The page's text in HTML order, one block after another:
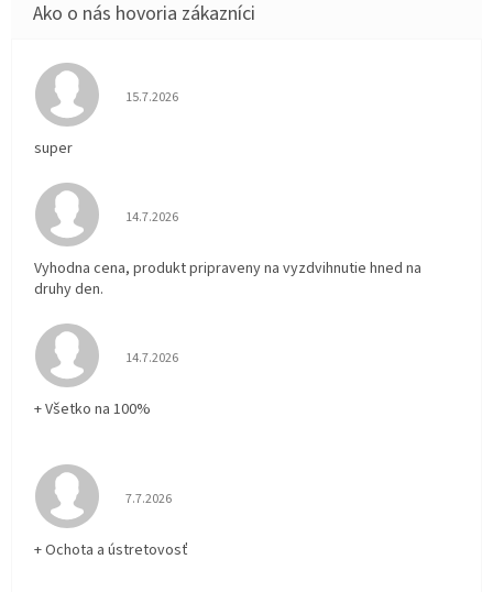
Hodnotenie obchodu je 5 z 5 hviezdičiek.
15.7.2026
super
Hodnotenie obchodu je 5 z 5 hviezdičiek.
14.7.2026
Vyhodna cena, produkt pripraveny na vyzdvihnutie hned na
druhy den.
Hodnotenie obchodu je 5 z 5 hviezdičiek.
14.7.2026
+ Všetko na 100%
Hodnotenie obchodu je 5 z 5 hviezdičiek.
7.7.2026
+ Ochota a ústretovosť